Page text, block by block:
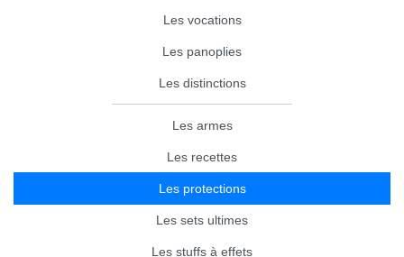
Les vocations
Les panoplies
Les distinctions
Les armes
Les recettes
Les protections
Les sets ultimes
Les stuffs à effets